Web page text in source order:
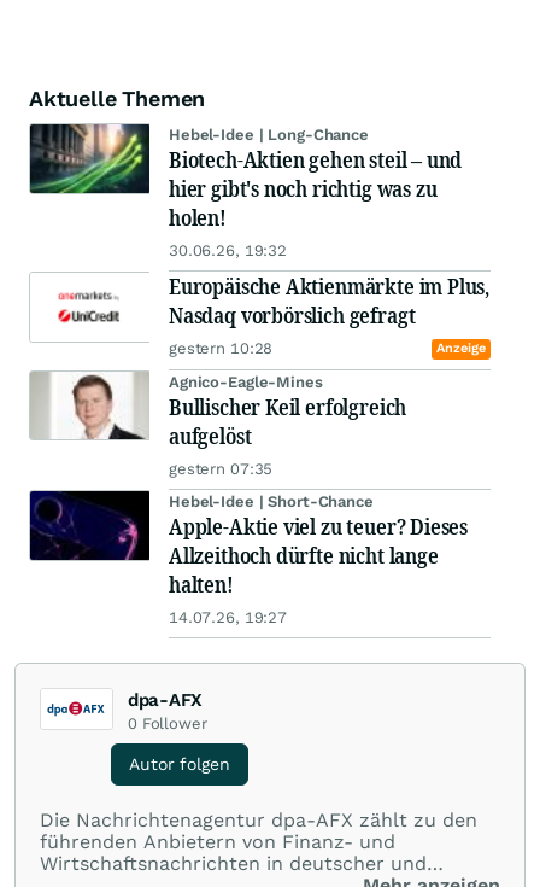
Aktuelle Themen
Hebel-Idee | Long-Chance
Biotech-Aktien gehen steil – und
hier gibt's noch richtig was zu
holen!
30.06.26, 19:32
Europäische Aktienmärkte im Plus,
Nasdaq vorbörslich gefragt
gestern 10:28 Anzeige
Agnico-Eagle-Mines
Bullischer Keil erfolgreich
aufgelöst
gestern 07:35
Hebel-Idee | Short-Chance
Apple-Aktie viel zu teuer? Dieses
Allzeithoch dürfte nicht lange
halten!
14.07.26, 19:27
dpa-AFX
0 Follower
Autor folgen
Die Nachrichtenagentur dpa-AFX zählt zu den
führenden Anbietern von Finanz- und
Wirtschaftsnachrichten in deutscher und